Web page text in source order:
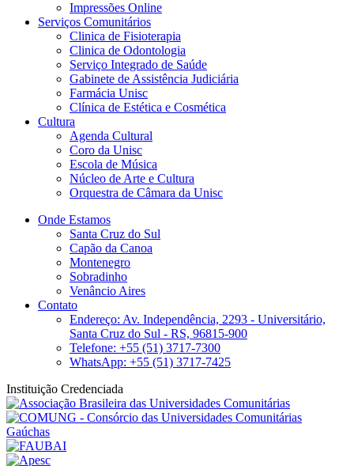
Impressões Online
Serviços Comunitários
Clinica de Fisioterapia
Clinica de Odontologia
Serviço Integrado de Saúde
Gabinete de Assistência Judiciária
Farmácia Unisc
Clínica de Estética e Cosmética
Cultura
Agenda Cultural
Coro da Unisc
Escola de Música
Núcleo de Arte e Cultura
Orquestra de Câmara da Unisc
Onde Estamos
Santa Cruz do Sul
Capão da Canoa
Montenegro
Sobradinho
Venâncio Aires
Contato
Endereço: Av. Independência, 2293 - Universitário,
Santa Cruz do Sul - RS, 96815-900
Telefone: +55 (51) 3717-7300
WhatsApp: +55 (51) 3717-7425
Instituição Credenciada